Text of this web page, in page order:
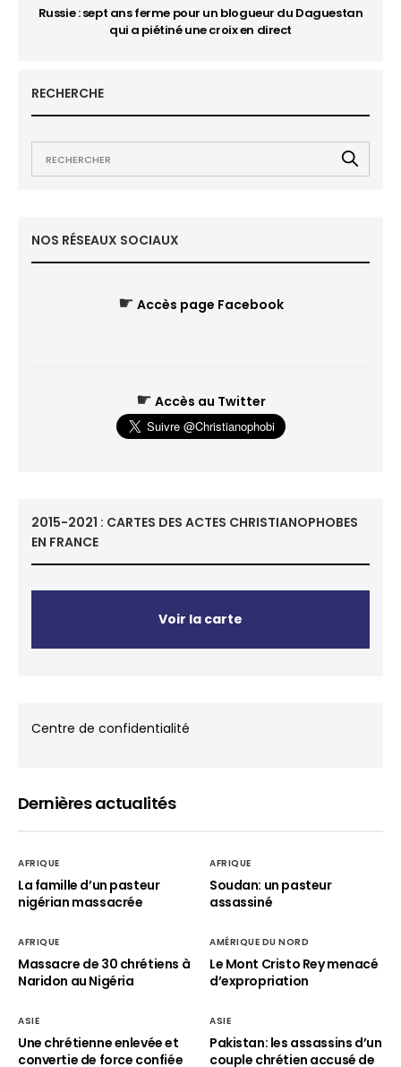
Russie : sept ans ferme pour un blogueur du Daguestan
qui a piétiné une croix en direct
RECHERCHE
NOS RÉSEAUX SOCIAUX
☛ Accès page Facebook
☛ Accès au Twitter
2015-2021 : CARTES DES ACTES CHRISTIANOPHOBES
EN FRANCE
Voir la carte
Centre de confidentialité
Dernières actualités
AFRIQUE
La famille d’un pasteur
nigérian massacrée
AFRIQUE
Soudan: un pasteur
assassiné
AFRIQUE
Massacre de 30 chrétiens à
Naridon au Nigéria
AMÉRIQUE DU NORD
Le Mont Cristo Rey menacé
d’expropriation
ASIE
Une chrétienne enlevée et
convertie de force confiée
ASIE
Pakistan: les assassins d’un
couple chrétien accusé de